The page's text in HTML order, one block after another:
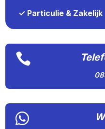
✓ Particulie & Zakelijk

